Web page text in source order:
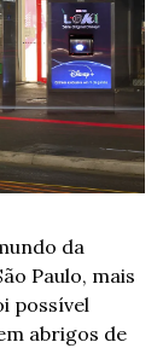
Paulo, mais
possível
abrigos de